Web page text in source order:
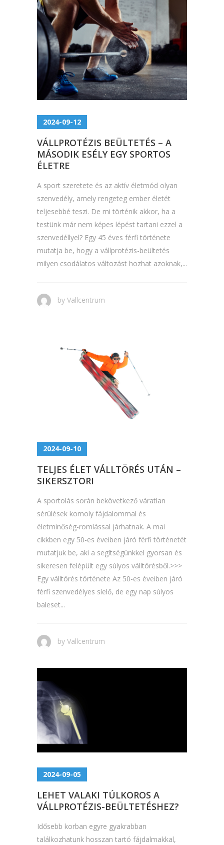
2024-09-12
VÁLLPROTÉZIS BEÜLTETÉS – A
MÁSODIK ESÉLY EGY SPORTOS
ÉLETRE
A sport szeretete és az aktív életmód olyan
szenvedély, amely rengeteg ember életét
teljesebbé teszi. De mi történik akkor, ha a
testünk már nem képes lépést tartani ezzel a
szenvedéllyel? Egy 45 éves férfi története
mutatja be, hogy a vállprotézis-beültetés
milyen csodálatos változást hozhat azoknak,...
by Vallcentrum
2024-09-10
TELJES ÉLET VÁLLTÖRÉS UTÁN –
SIKERSZTORI
A sportolás során bekövetkező váratlan
sérülések komoly fájdalommal és
életminőség-romlással járhatnak. A mai
cikkben egy 50-es éveiben járó férfi történetét
mutatjuk be, aki a segítségünkkel gyorsan és
sikeresen felépült egy súlyos válltörésből.>>>
Egy válltörés története Az 50-es éveiben járó
férfi szenvedélyes síelő, de egy nap súlyos
baleset...
by Vallcentrum
2024-09-05
LEHET VALAKI TÚLKOROS A
VÁLLPROTÉZIS-BEÜLTETÉSHEZ?
Idősebb korban egyre gyakrabban
találkozhatunk hosszan tartó fájdalmakkal,